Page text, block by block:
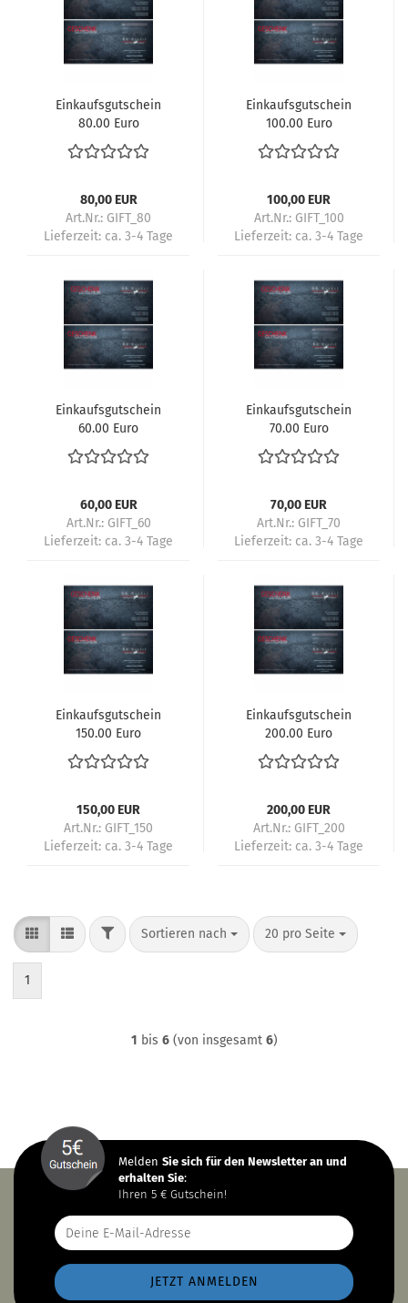
Einkaufsgutschein
80.00 Euro
80,00 EUR
Art.Nr.: GIFT_80
Lieferzeit: ca. 3-4 Tage
Einkaufsgutschein
100.00 Euro
100,00 EUR
Art.Nr.: GIFT_100
Lieferzeit: ca. 3-4 Tage
Einkaufsgutschein
60.00 Euro
60,00 EUR
Art.Nr.: GIFT_60
Lieferzeit: ca. 3-4 Tage
Einkaufsgutschein
70.00 Euro
70,00 EUR
Art.Nr.: GIFT_70
Lieferzeit: ca. 3-4 Tage
Einkaufsgutschein
150.00 Euro
150,00 EUR
Art.Nr.: GIFT_150
Lieferzeit: ca. 3-4 Tage
Einkaufsgutschein
200.00 Euro
200,00 EUR
Art.Nr.: GIFT_200
Lieferzeit: ca. 3-4 Tage
FILTERSortieren nach
Sortieren nach 20 pro Seite
pro Seite
1
1 bis 6(von insgesamt 6)
Melden Sie sich für den Newsletter an und
erhalten Sie:
Ihren 5 € Gutschein!